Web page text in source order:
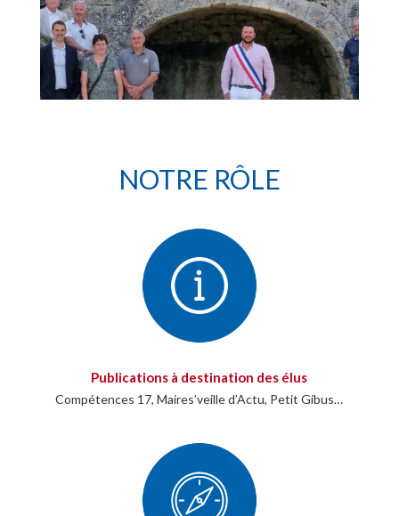
NOTRE RÔLE
Publications à destination des élus
Compétences 17, Maires’veille d’Actu, Petit Gibus…